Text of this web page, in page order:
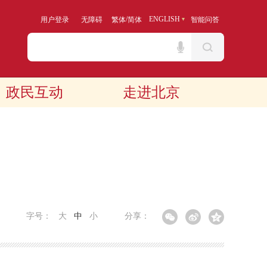
用户登录 无障碍 繁体/简体 ENGLISH 智能问答
政民互动 走进北京
分享：
字号： 大 中 小